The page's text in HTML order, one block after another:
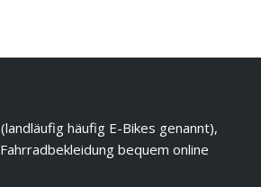
häufig E-Bikes genannt),
bequem online